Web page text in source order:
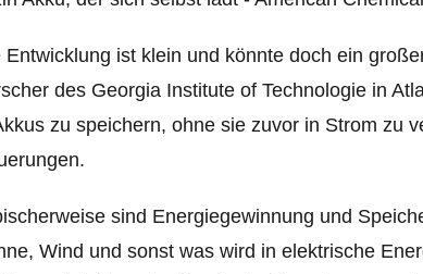
Entwicklung ist klein und könnte doch ein
des Georgia Institute of Technologie in
zu speichern, ohne sie zuvor in Strom zu
sind Energiegewinnung und
Wind und sonst was wird in elektrische